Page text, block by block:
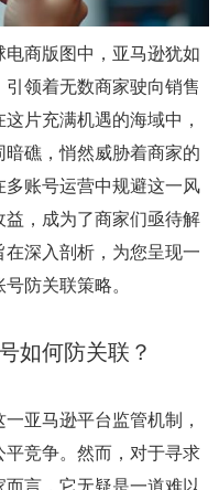
商版图中，亚马逊犹如
领着无数商家驶向销售
片充满机遇的海域中，
暗礁，悄然威胁着商家的
多账号运营中规避这一风
益，成为了商家们亟待解
在深入剖析，为您呈现一
防关联策略。
何防关联？
马逊平台监管机制，
平竞争。然而，对于寻求